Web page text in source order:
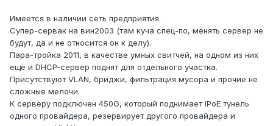
Имеется в наличии сеть предприятия.
Супер-сервак на вин2003 (там куча спец-по, менять сервер не
будут, да и не относится он к делу).
Пара-тройка 2011, в качестве умных свитчей, на одном из них
ещё и DHCP-сервер поднят для отдельного участка.
Присутствуют VLAN, бриджи, фильтрация мусора и прочие не
сложные мелочи.
К серверу подключен 450G, который поднимает IPoE тунель
одного провайдера, резервирует другого провайдера и